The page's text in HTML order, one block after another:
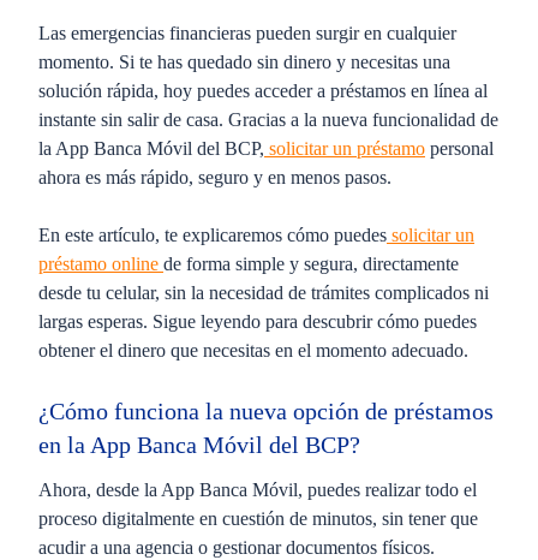
Las emergencias financieras pueden surgir en cualquier
momento. Si te has quedado sin dinero y necesitas una
solución rápida, hoy puedes acceder a préstamos en línea al
instante sin salir de casa. Gracias a la nueva funcionalidad de
la App Banca Móvil del BCP, solicitar un préstamo personal
ahora es más rápido, seguro y en menos pasos.
En este artículo, te explicaremos cómo puedes solicitar un
préstamo online de forma simple y segura, directamente
desde tu celular, sin la necesidad de trámites complicados ni
largas esperas. Sigue leyendo para descubrir cómo puedes
obtener el dinero que necesitas en el momento adecuado.
¿Cómo funciona la nueva opción de préstamos
en la App Banca Móvil del BCP?
Ahora, desde la App Banca Móvil, puedes realizar todo el
proceso digitalmente en cuestión de minutos, sin tener que
acudir a una agencia o gestionar documentos físicos.